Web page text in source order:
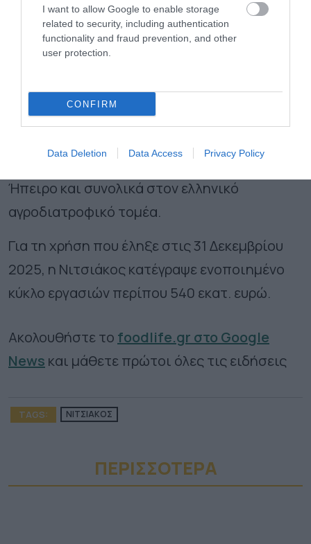
I want to allow Google to enable storage
related to security, including authentication
functionality and fraud prevention, and other
user protection.
CONFIRM
Data Deletion Data Access Privacy Policy
και τροφών για κατοικίδια.
Από την ίδρυσή της τη δεκαετία του 1970, η
κορυφαίους καθετοποιημένους ομίλους
παραγωγής τροφίμων στην Ελλάδα και στον
χώρας, με μακρόχρονη παρουσία στην
Ήπειρο και συνολικά στον ελληνικό
αγροδιατροφικό τομέα.
Για τη χρήση που έληξε στις 31 Δεκεμβρίου
2025, η Νιτσιάκος κατέγραψε ενοποιημένο
κύκλο εργασιών περίπου 540 εκατ. ευρώ.
Ακολουθήστε το foodlife.gr στο Google
News και μάθετε πρώτοι όλες τις ειδήσεις
TAGS: ΝΙΤΣΙΑΚΟΣ
ΠΕΡΙΣΣΟΤΕΡA